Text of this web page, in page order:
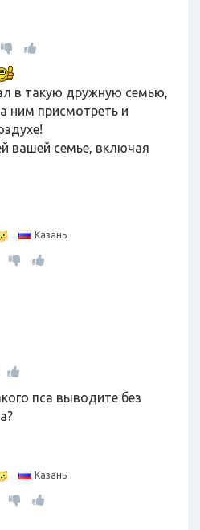
в такую дружную семью,
ним присмотреть и
вашей семье, включая
Казань
пса выводите без
Казань